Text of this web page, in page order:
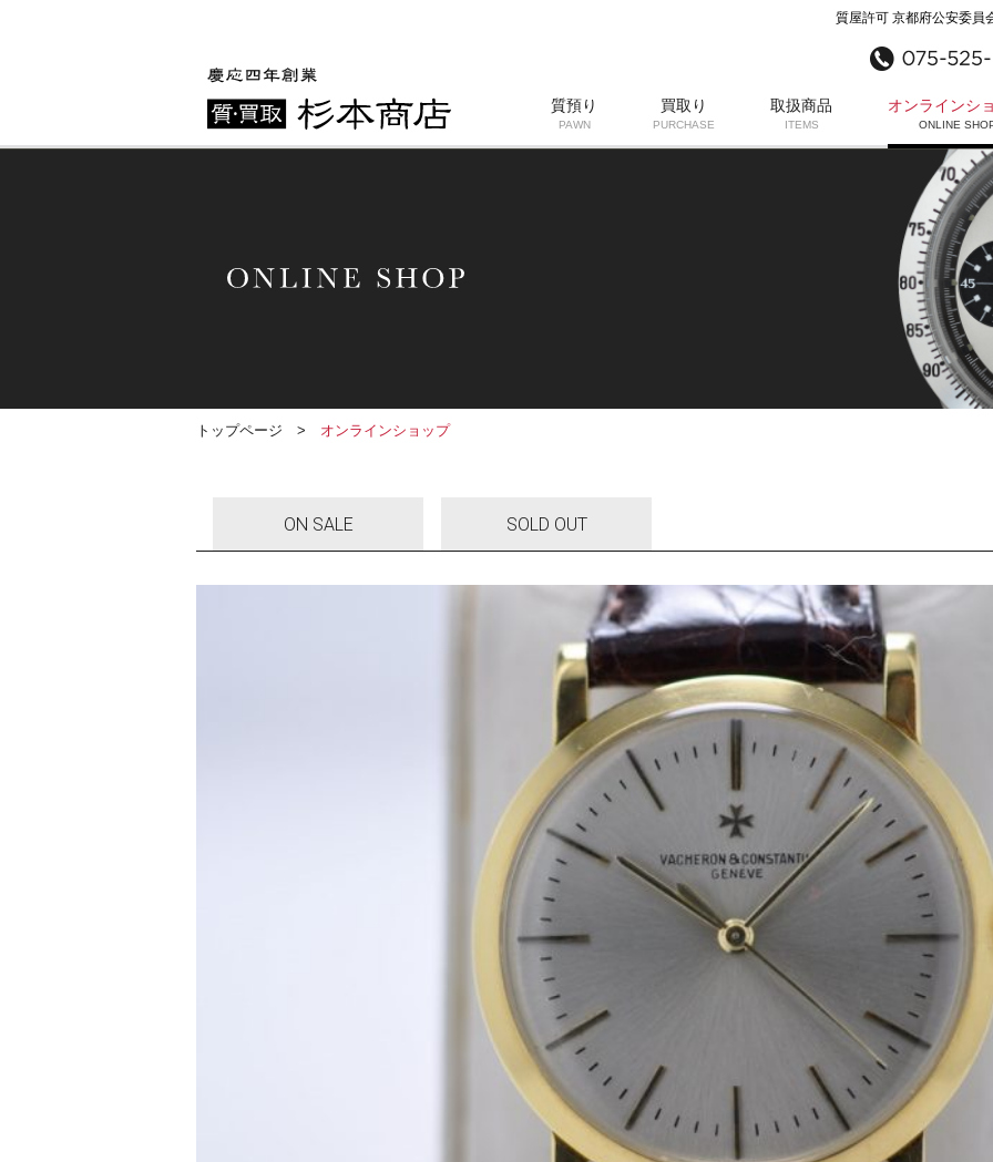
質屋許可 京都府公安委員
質預り
PAWN
買取り
PURCHASE
取扱商品
ITEMS
オンラインシ
ONLINE
トップページ > オンラインショップ
ON SALE SOLD OUT